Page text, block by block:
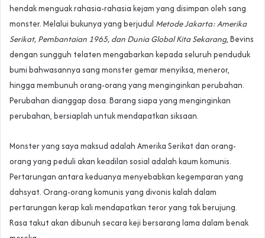
hendak menguak rahasia-rahasia kejam yang disimpan oleh sang
monster. Melalui bukunya yang berjudul Metode Jakarta: Amerika
Serikat, Pembantaian 1965, dan Dunia Global Kita Sekarang, Bevins
dengan sungguh telaten mengabarkan kepada seluruh penduduk
bumi bahwasannya sang monster gemar menyiksa, meneror,
hingga membunuh orang-orang yang menginginkan perubahan.
Perubahan dianggap dosa. Barang siapa yang menginginkan
perubahan, bersiaplah untuk mendapatkan siksaan.
Monster yang saya maksud adalah Amerika Serikat dan orang-
orang yang peduli akan keadilan sosial adalah kaum komunis.
Pertarungan antara keduanya menyebabkan kegemparan yang
dahsyat. Orang-orang komunis yang divonis kalah dalam
pertarungan kerap kali mendapatkan teror yang tak berujung.
Rasa takut akan dibunuh secara keji bersarang lama dalam benak